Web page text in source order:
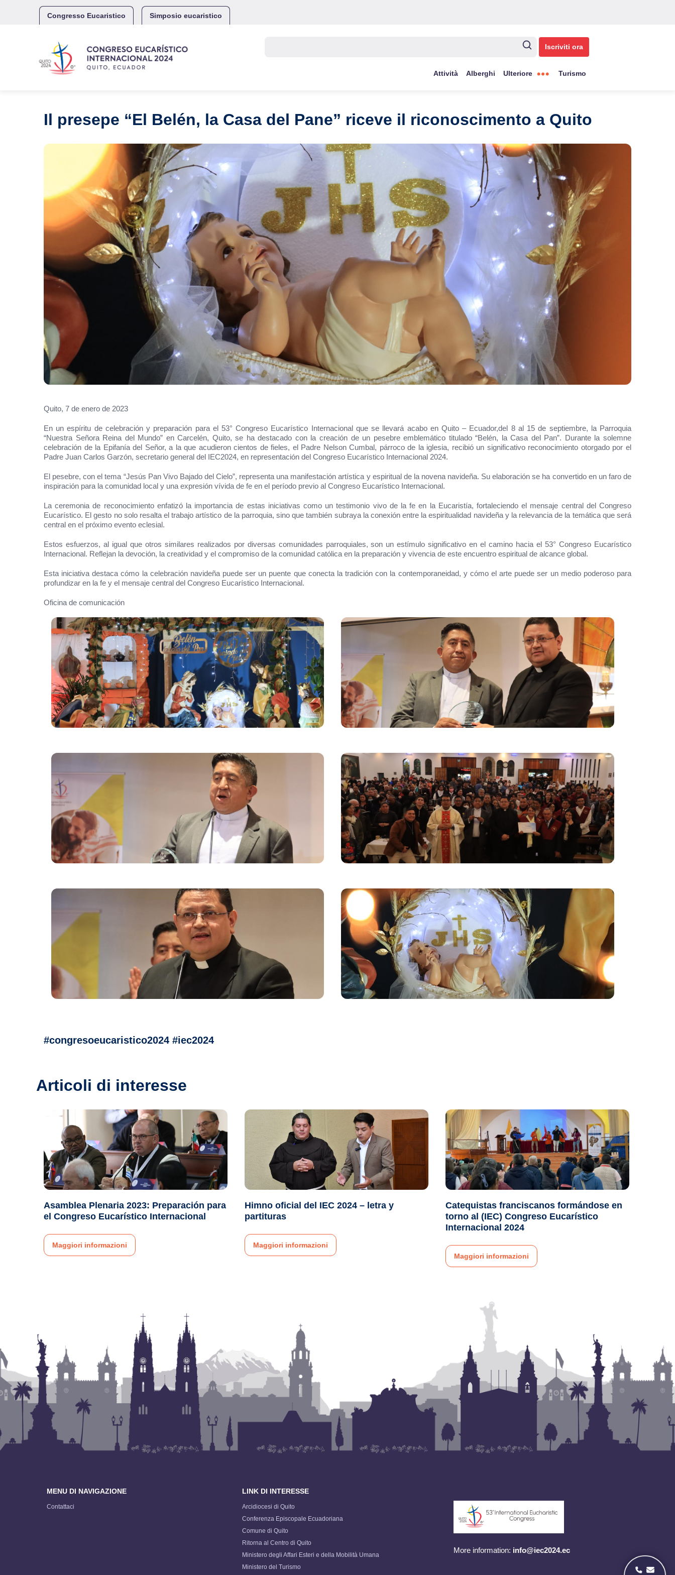
Congresso Eucaristico Simposio eucaristico
Iscriviti ora
Attività Alberghi Ulteriore Turismo
Il presepe “El Belén, la Casa del Pane” riceve il riconoscimento a Quito
Quito, 7 de enero de 2023
En un espíritu de celebración y preparación para el 53° Congreso Eucarístico Internacional que se llevará acabo en Quito – Ecuador,del 8 al 15 de septiembre, la Parroquia
“Nuestra Señora Reina del Mundo” en Carcelén, Quito, se ha destacado con la creación de un pesebre emblemático titulado “Belén, la Casa del Pan”. Durante la solemne
celebración de la Epifanía del Señor, a la que acudieron cientos de fieles, el Padre Nelson Cumbal, párroco de la iglesia, recibió un significativo reconocimiento otorgado por el
Padre Juan Carlos Garzón, secretario general del IEC2024, en representación del Congreso Eucarístico Internacional 2024.
El pesebre, con el tema “Jesús Pan Vivo Bajado del Cielo”, representa una manifestación artística y espiritual de la novena navideña. Su elaboración se ha convertido en un faro de
inspiración para la comunidad local y una expresión vívida de fe en el período previo al Congreso Eucarístico Internacional.
La ceremonia de reconocimiento enfatizó la importancia de estas iniciativas como un testimonio vivo de la fe en la Eucaristía, fortaleciendo el mensaje central del Congreso
Eucarístico. El gesto no solo resalta el trabajo artístico de la parroquia, sino que también subraya la conexión entre la espiritualidad navideña y la relevancia de la temática que será
central en el próximo evento eclesial.
Estos esfuerzos, al igual que otros similares realizados por diversas comunidades parroquiales, son un estímulo significativo en el camino hacia el 53° Congreso Eucarístico
Internacional. Reflejan la devoción, la creatividad y el compromiso de la comunidad católica en la preparación y vivencia de este encuentro espiritual de alcance global.
Esta iniciativa destaca cómo la celebración navideña puede ser un puente que conecta la tradición con la contemporaneidad, y cómo el arte puede ser un medio poderoso para
profundizar en la fe y el mensaje central del Congreso Eucarístico Internacional.
Oficina de comunicación
#congresoeucaristico2024 #iec2024
Articoli di interesse
Asamblea Plenaria 2023: Preparación para
el Congreso Eucarístico Internacional
Maggiori informazioni
Himno oficial del IEC 2024 – letra y
partituras
Maggiori informazioni
Catequistas franciscanos formándose en
torno al (IEC) Congreso Eucarístico
Internacional 2024
Maggiori informazioni
MENU DI NAVIGAZIONE
Contattaci
LINK DI INTERESSE
Arcidiocesi di Quito
Conferenza Episcopale Ecuadoriana
Comune di Quito
Ritorna al Centro di Quito
Ministero degli Affari Esteri e della Mobilità Umana
Ministero del Turismo
More information: info@iec2024.ec